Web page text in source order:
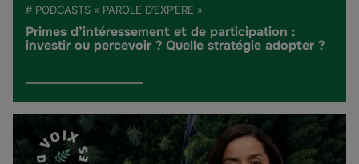
# PODCASTS « PAROLE D’EXP’ERE »
Primes d’intéressement et de participation :
investir ou percevoir ? Quelle stratégie adopter ?